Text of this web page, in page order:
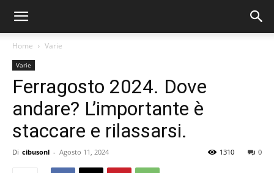
Home Varie
Varie
Ferragosto 2024. Dove
andare? L’importante è
staccare e rilassarsi.
Di cibusonl - Agosto 11, 2024 0
1310